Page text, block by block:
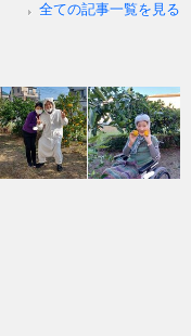
全ての記事一覧を見る